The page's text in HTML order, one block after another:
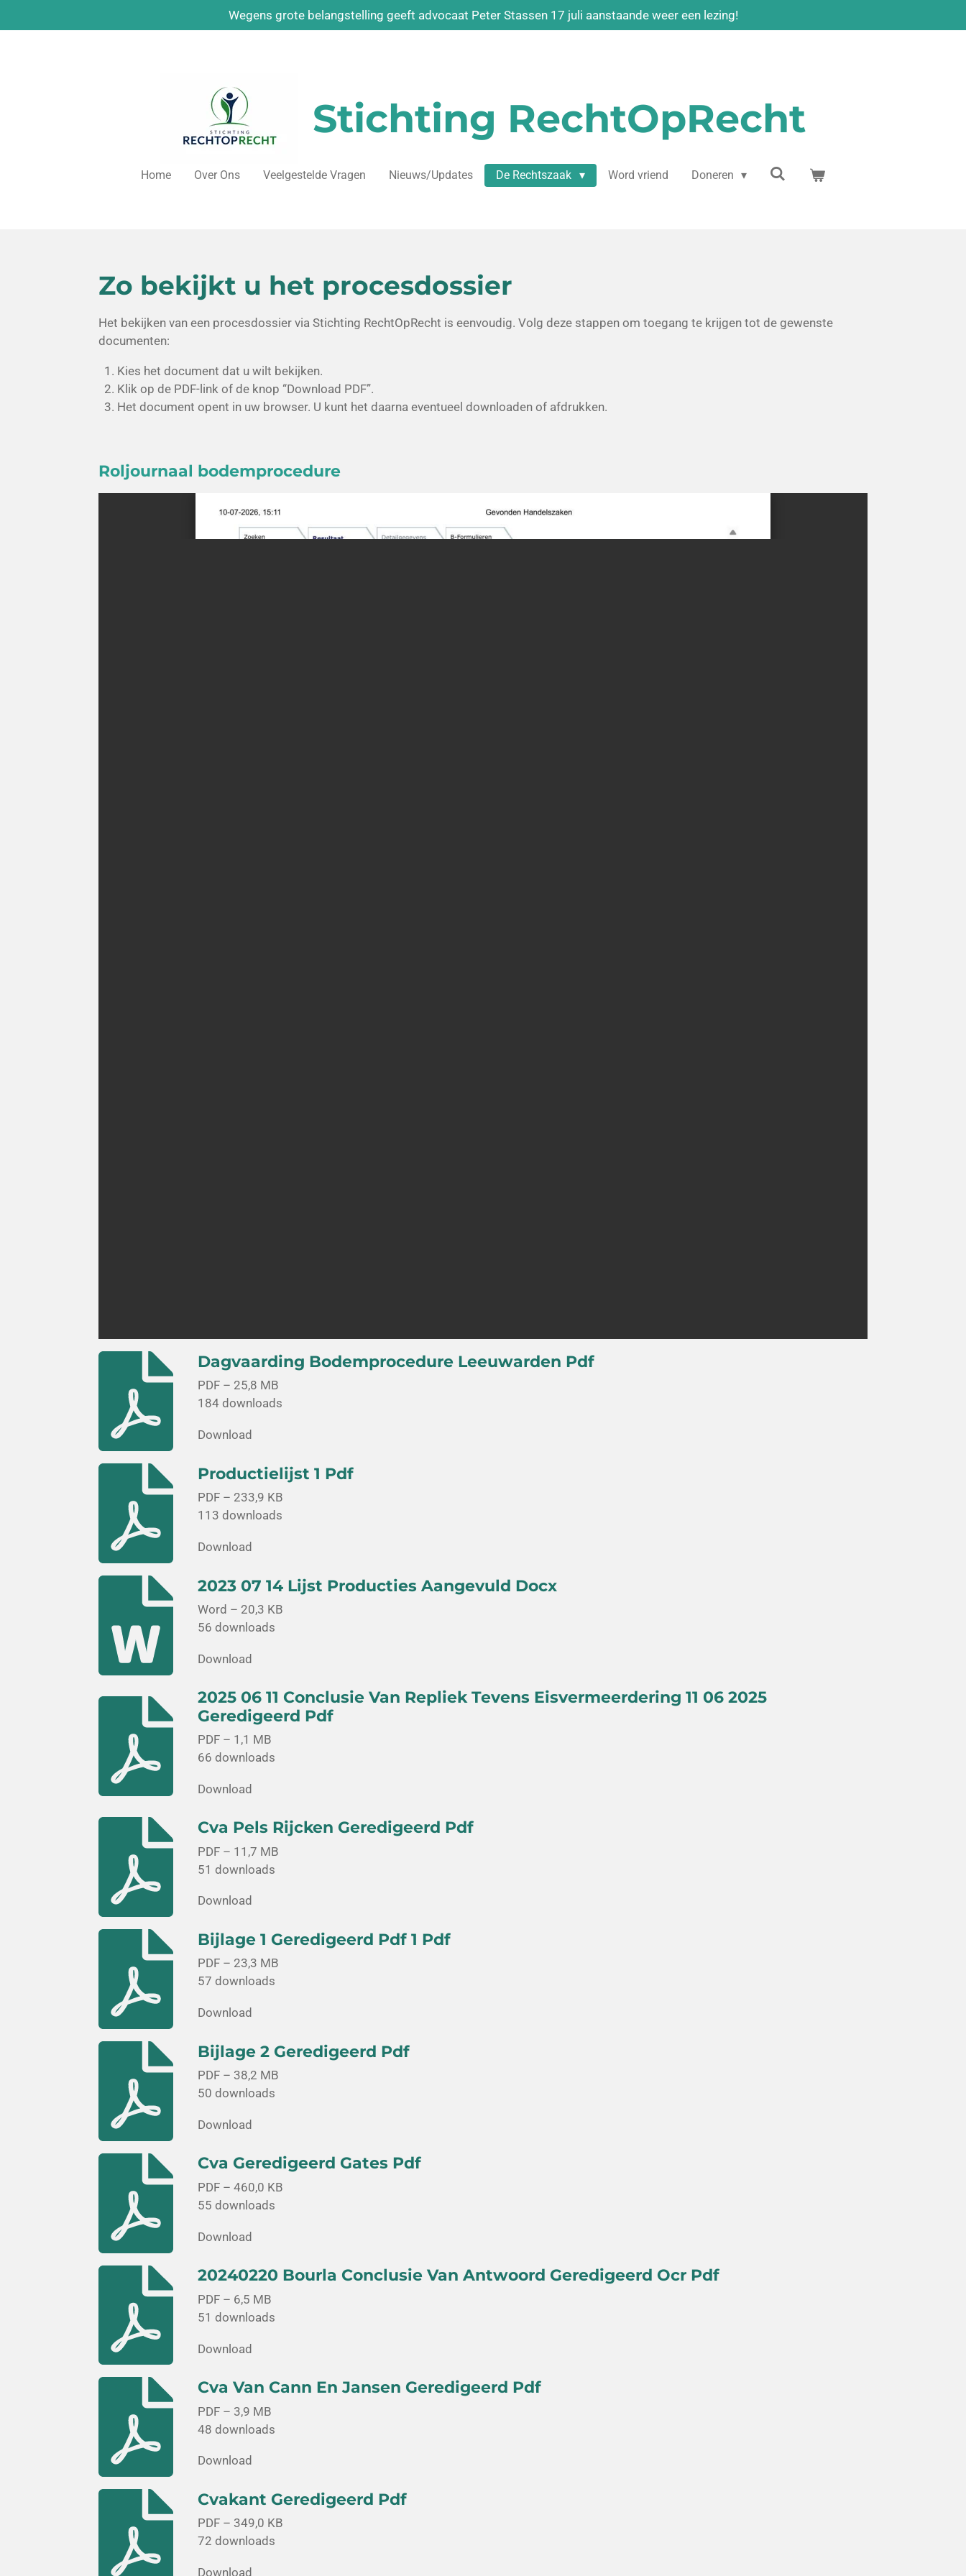
direct
Wegens grote belangstelling geeft advocaat Peter Stassen 17 juli aanstaande weer een lezing!
Stichting RechtOpRecht
Home Over Ons Veelgestelde Vragen Nieuws/Updates De Rechtszaak Word vriend Doneren
Zo bekijkt u het procesdossier
Het bekijken van een procesdossier via Stichting RechtOpRecht is eenvoudig. Volg deze stappen om toegang te krijgen tot de gewenste
documenten:
Kies het document dat u wilt bekijken.
Klik op de PDF-link of de knop “Download PDF”.
Het document opent in uw browser. U kunt het daarna eventueel downloaden of afdrukken.
Roljournaal bodemprocedure
Dagvaarding Bodemprocedure Leeuwarden Pdf
PDF – 25,8 MB
184 downloads
Download
Productielijst 1 Pdf
PDF – 233,9 KB
113 downloads
Download
2023 07 14 Lijst Producties Aangevuld Docx
Word – 20,3 KB
56 downloads
Download
2025 06 11 Conclusie Van Repliek Tevens Eisvermeerdering 11 06 2025
Geredigeerd Pdf
PDF – 1,1 MB
66 downloads
Download
Cva Pels Rijcken Geredigeerd Pdf
PDF – 11,7 MB
51 downloads
Download
Bijlage 1 Geredigeerd Pdf 1 Pdf
PDF – 23,3 MB
57 downloads
Download
Bijlage 2 Geredigeerd Pdf
PDF – 38,2 MB
50 downloads
Download
Cva Geredigeerd Gates Pdf
PDF – 460,0 KB
55 downloads
Download
20240220 Bourla Conclusie Van Antwoord Geredigeerd Ocr Pdf
PDF – 6,5 MB
51 downloads
Download
Cva Van Cann En Jansen Geredigeerd Pdf
PDF – 3,9 MB
48 downloads
Download
Cvakant Geredigeerd Pdf
PDF – 349,0 KB
72 downloads
Download